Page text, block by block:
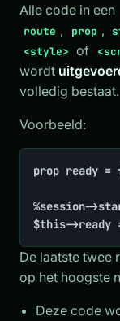
Alle code in een
route , prop ,
<style> of
wordt
volledig bestaat.
Voorbeeld:
prop ready =
%session-
$this->ready
De laatste twee
op het hoogste
Deze code